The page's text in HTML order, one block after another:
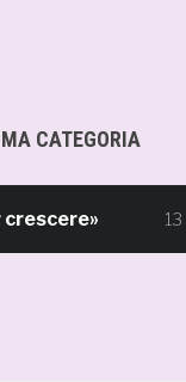
CATEGORIA
13 ore fa